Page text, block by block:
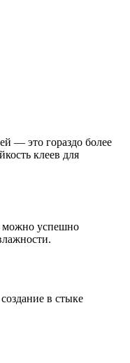
— это гораздо более
клеев для
можно успешно
в стыке